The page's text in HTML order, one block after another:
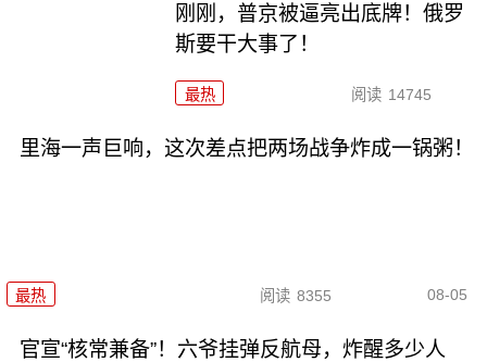
刚刚，普京被逼亮出底牌！俄罗
斯要干大事了！
最热 阅读 14745
里海一声巨响，这次差点把两场战争炸成一锅粥！
最热 阅读 8355 08-05
官宣“核常兼备”！六爷挂弹反航母，炸醒多少人